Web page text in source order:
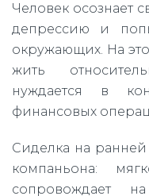
Человек осознает
депрессию и
окружающих. На
жить
нуждается в
финансовых
Сиделка на
компаньона:
сопровождает